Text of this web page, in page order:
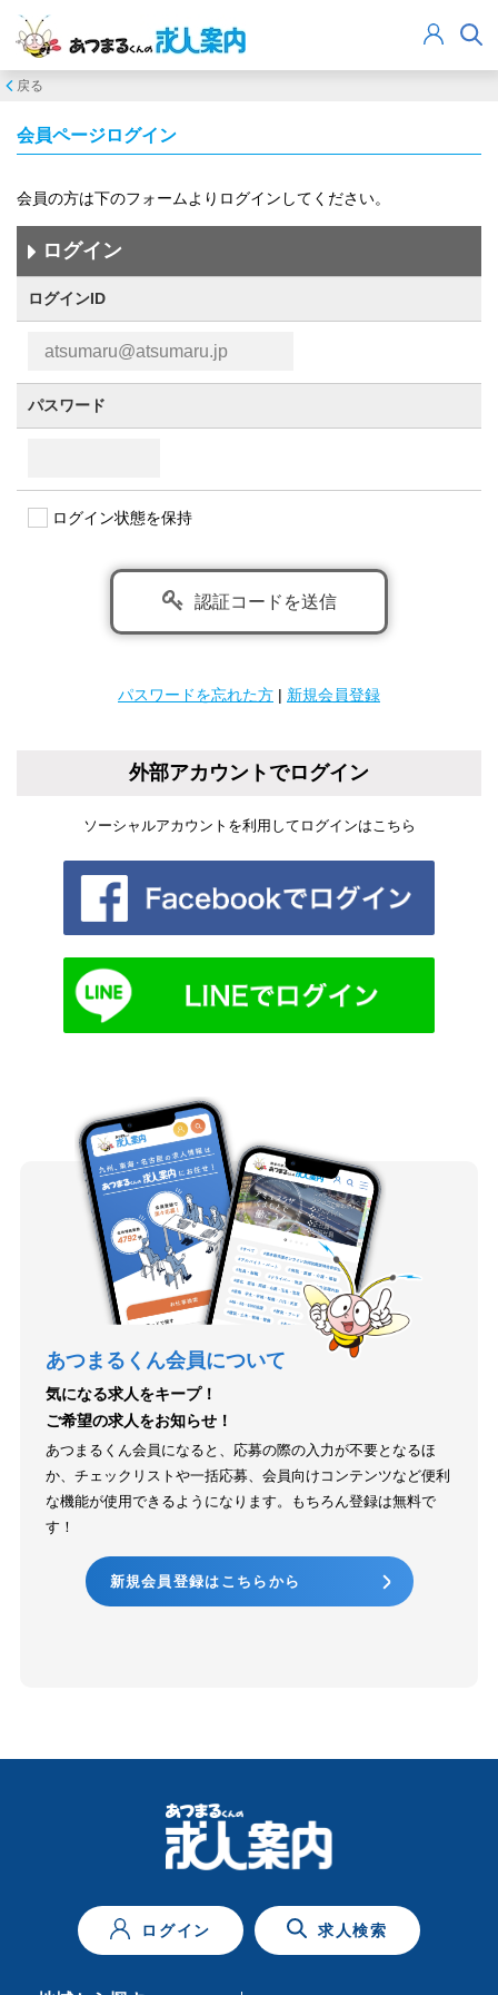
戻る
会員ページログイン
会員の方は下のフォームよりログインしてください。
ログイン
ログインID
パスワード
ログイン状態を保持
認証コードを送信
パスワードを忘れた方 | 新規会員登録
外部アカウントでログイン
ソーシャルアカウントを利用してログインはこちら
あつまるくん会員について
気になる求人をキープ！
ご希望の求人をお知らせ！
あつまるくん会員になると、応募の際の入力が不要となるほ
か、チェックリストや一括応募、会員向けコンテンツなど便利
な機能が使用できるようになります。もちろん登録は無料で
す！
新規会員登録はこちらから
ログイン 求人検索